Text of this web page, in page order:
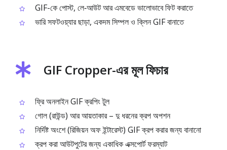
GIF-কে পোস্ট, লে‑আউট আর এমবেডে ভালোভাবে ফিট করাতে
ভারি সফটওয়্যার ছাড়া, একদম সিম্পল ও ক্লিন GIF বানাতে
GIF Cropper-এর মূল ফিচার
ফ্রি অনলাইন GIF ক্রপিং টুল
গোল (রাউন্ড) আর আয়তাকার – দু ধরনের ক্রপ অপশন
নির্দিষ্ট অংশে (রিজিয়ন অফ ইন্টারেস্ট) GIF ক্রপ করার জন্য বানানো
ক্রপ করা আউটপুটের জন্য একাধিক এক্সপোর্ট ফরম্যাট